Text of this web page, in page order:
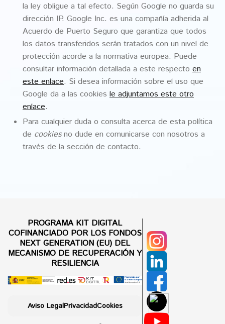
la ley obligue a tal efecto. Según Google no guarda su
dirección IP. Google Inc. es una compañía adherida al
Acuerdo de Puerto Seguro que garantiza que todos
los datos transferidos serán tratados con un nivel de
protección acorde a la normativa europea. Puede
consultar información detallada a este respecto en
este enlace. Si desea información sobre el uso que
Google da a las cookies le adjuntamos este otro
enlace.
Para cualquier duda o consulta acerca de esta política
de cookiesno dude en comunicarse con nosotros a
través de la sección de contacto.
PROGRAMA KIT DIGITAL
COFINANCIADO POR LOS FONDOS
NEXT GENERATION (EU) DEL
MECANISMO DE RECUPERACIÓN Y
RESILIENCIA
Aviso LegalPrivacidadCookies